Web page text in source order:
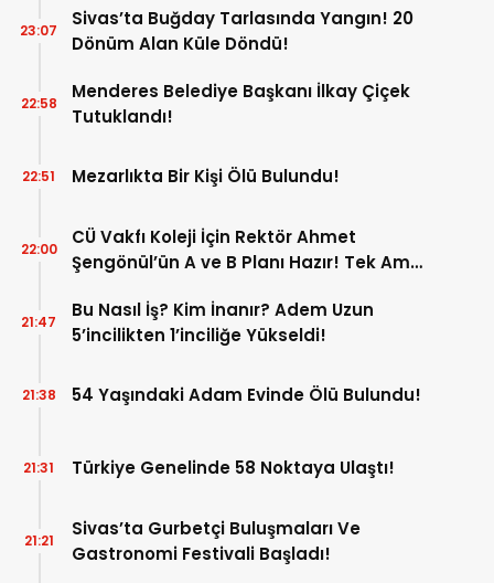
Sivas’ta Buğday Tarlasında Yangın! 20
Dönüm Alan Küle Döndü!
23:07
Menderes Belediye Başkanı İlkay Çiçek
Tutuklandı!
22:58
Mezarlıkta Bir Kişi Ölü Bulundu!
22:51
CÜ Vakfı Koleji İçin Rektör Ahmet
Şengönül’ün A ve B Planı Hazır! Tek Amaç
22:00
Bu Nasıl İş? Kim İnanır? Adem Uzun
5’incilikten 1’inciliğe Yükseldi!
21:47
54 Yaşındaki Adam Evinde Ölü Bulundu!
21:38
Türkiye Genelinde 58 Noktaya Ulaştı!
21:31
Sivas’ta Gurbetçi Buluşmaları Ve
Gastronomi Festivali Başladı!
21:21